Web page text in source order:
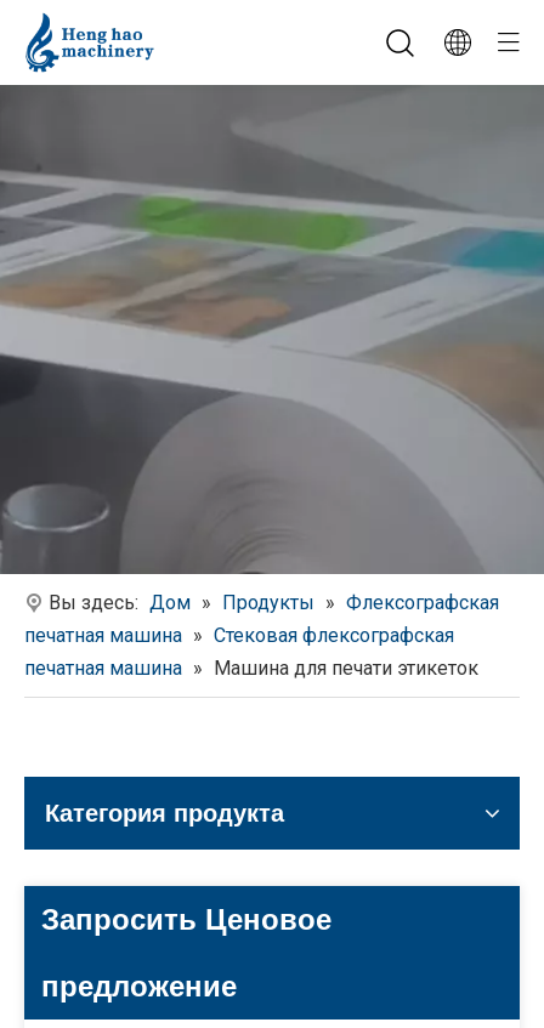
Вы здесь: Дом » Продукты » Флексографская
печатная машина » Стековая флексографская
печатная машина » Машина для печати этикеток
Категория продукта
Запросить Ценовое
предложение